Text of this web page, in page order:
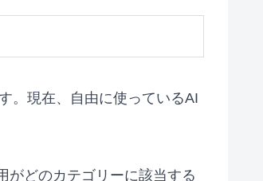
。現在、自由に使っているAI
がどのカテゴリーに該当する